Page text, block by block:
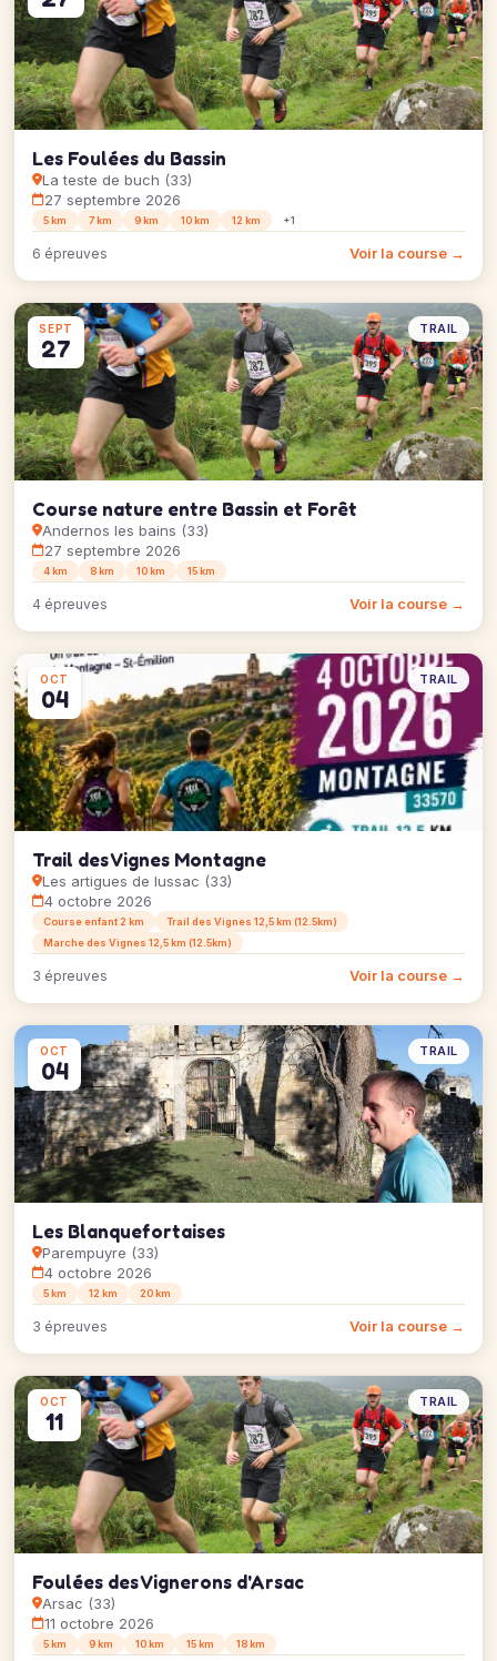
Les Foulées du Bassin
La teste de buch (33)
27 septembre 2026
5 km 7 km 9 km 10 km 12 km +1
6 épreuves Voir la course →
SEPT
27
TRAIL
Course nature entre Bassin et Forêt
Andernos les bains (33)
27 septembre 2026
4 km 8 km 10 km 15 km
4 épreuves Voir la course →
OCT
04
TRAIL
Trail des Vignes Montagne
Les artigues de lussac (33)
4 octobre 2026
Course enfant 2 km
Trail des Vignes 12,5 km (12.5km)
Marche des Vignes 12,5 km (12.5km)
3 épreuves Voir la course →
OCT
04
TRAIL
Les Blanquefortaises
Parempuyre (33)
4 octobre 2026
5 km 12 km 20 km
3 épreuves Voir la course →
OCT
11
TRAIL
Foulées des Vignerons d'Arsac
Arsac (33)
11 octobre 2026
5 km 9 km 10 km 15 km 18 km